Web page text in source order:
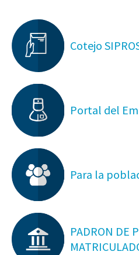
Cotejo
Portal del
Para la
PADRON DE